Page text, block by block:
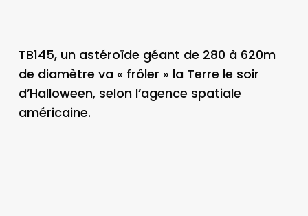
TB145, un astéroïde géant de 280 à 620m
de diamètre va « frôler » la Terre le soir
d’Halloween, selon l’agence spatiale
américaine.